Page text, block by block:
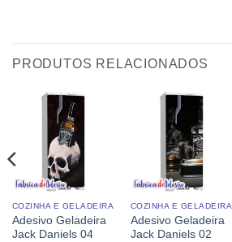
PRODUTOS RELACIONADOS
COZINHA E GELADEIRA
Adesivo Geladeira
Jack Daniels 04
COZINHA E GELADEIRA
Adesivo Geladeira
Jack Daniels 02